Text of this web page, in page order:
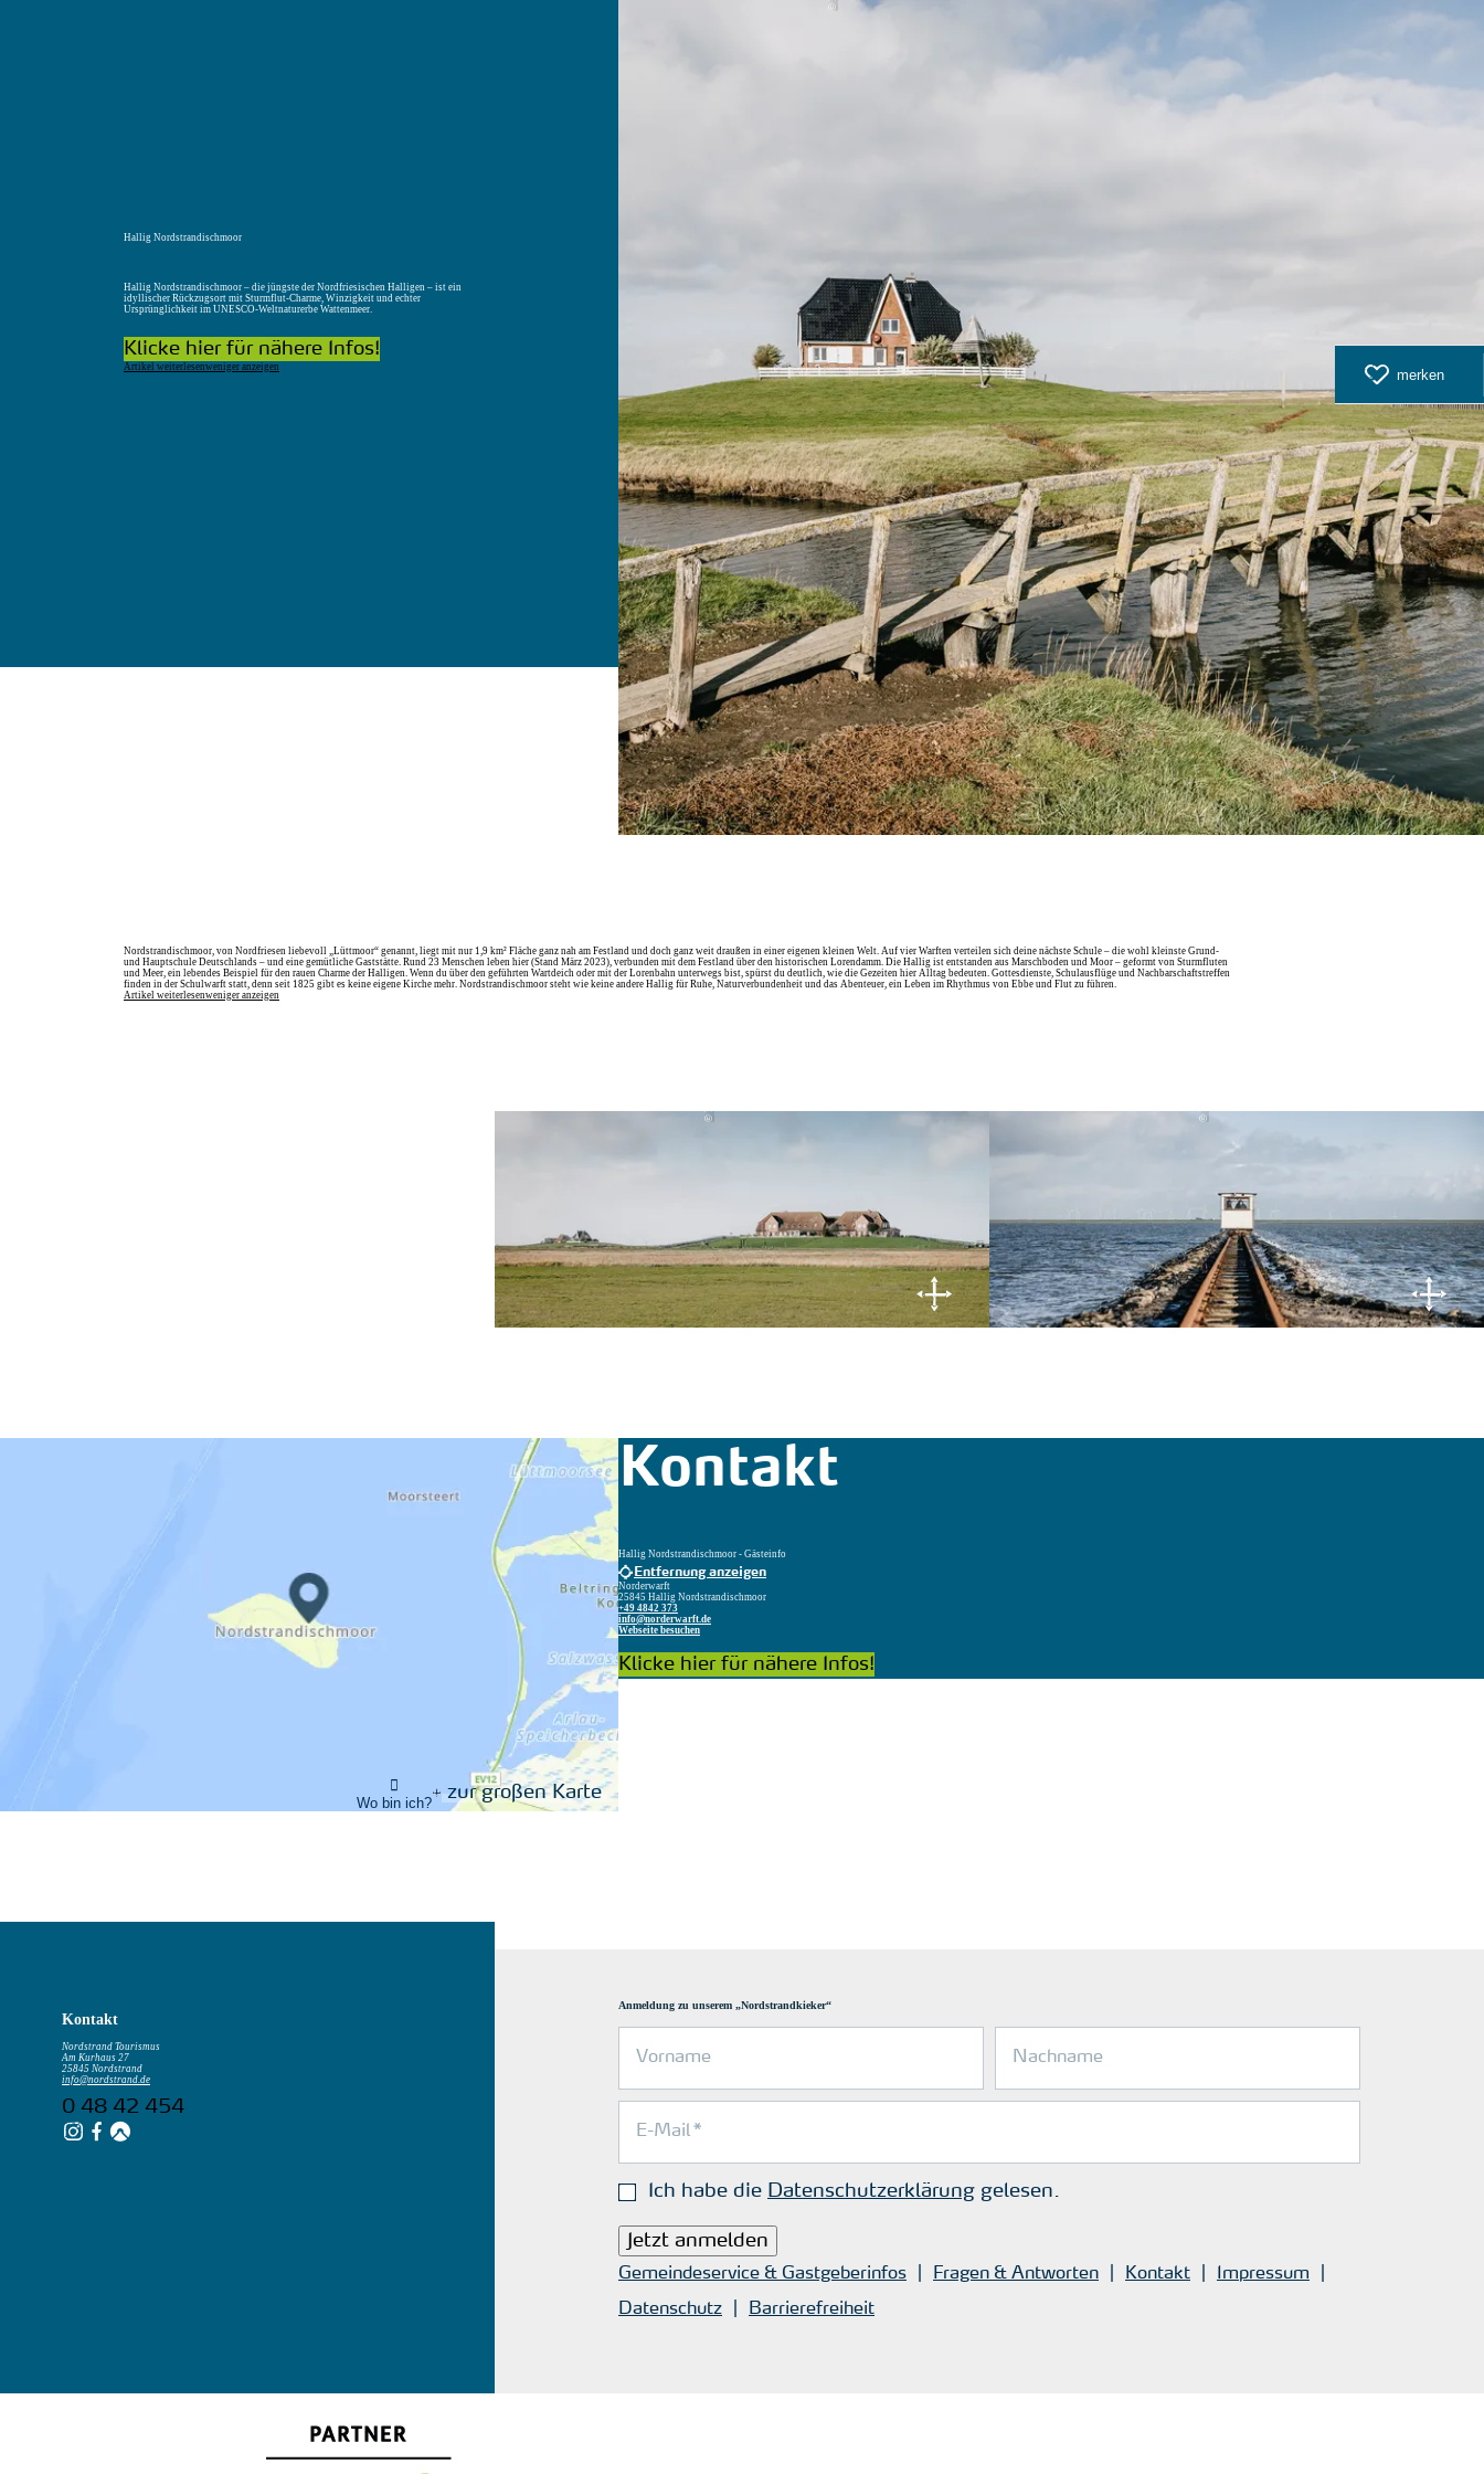
Hallig Nordstrandischmoor
Hallig Nordstrandischmoor – die jüngste der Nordfriesischen Halligen – ist ein
idyllischer Rückzugsort mit Sturmflut-Charme, Winzigkeit und echter
Ursprünglichkeit im UNESCO-Weltnaturerbe Wattenmeer.
Klicke hier für nähere Infos!
Artikel weiterlesenweniger anzeigen
Nordstrandischmoor, von Nordfriesen liebevoll „Lüttmoor“ genannt, liegt mit nur 1,9 km² Fläche ganz nah am Festland und doch ganz weit draußen in einer eigenen kleinen Welt. Auf vier Warften verteilen sich deine nächste Schule – die wohl kleinste Grund‑
und Hauptschule Deutschlands – und eine gemütliche Gaststätte. Rund 23 Menschen leben hier (Stand März 2023), verbunden mit dem Festland über den historischen Lorendamm. Die Hallig ist entstanden aus Marschboden und Moor – geformt von Sturmfluten
und Meer, ein lebendes Beispiel für den rauen Charme der Halligen. Wenn du über den geführten Wartdeich oder mit der Lorenbahn unterwegs bist, spürst du deutlich, wie die Gezeiten hier Alltag bedeuten. Gottesdienste, Schulausflüge und Nachbarschaftstreffen
finden in der Schulwarft statt, denn seit 1825 gibt es keine eigene Kirche mehr. Nordstrandischmoor steht wie keine andere Hallig für Ruhe, Naturverbundenheit und das Abenteuer, ein Leben im Rhythmus von Ebbe und Flut zu führen.
Artikel weiterlesenweniger anzeigen © Nordseeküste Nordfriesland | Markus Rohrbacher © Nordseeküste Nordfriesland | Markus Rohrbacher
Kontakt
Wo bin ich? zur großen Karte
Hallig Nordstrandischmoor - Gästeinfo
Entfernung anzeigen
Norderwarft
25845 Hallig Nordstrandischmoor
+49 4842 373
info@​nor​derw​arft.​de
Webseite besuchen
Klicke hier für nähere Infos!
merken
Anmeldung zu unserem „Nordstrandkieker“
Ich habe die Datenschutzerklärung gelesen.
Jetzt anmelden
Gemeindeservice & Gastgeberinfos Fragen & Antworten Kontakt
Impressum
Datenschutz
Barrierefreiheit
Kontakt
Nordstrand Tourismus
Am Kurhaus 27
25845 Nordstrand
info@nordstrand.de
0 48 42 454